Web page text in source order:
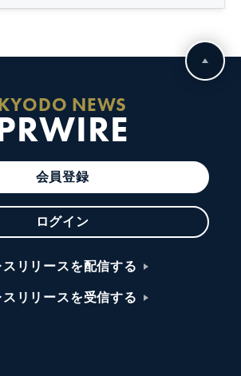
NEWS
会員登録
ログイン
スリリースを配信する
スリリースを受信する